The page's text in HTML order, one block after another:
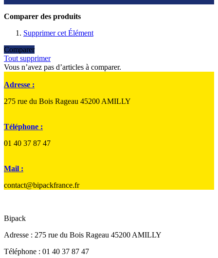
Comparer des produits
Supprimer cet Élément
Comparer
Tout supprimer
Vous n’avez pas d’articles à comparer.
Adresse :
275 rue du Bois Rageau 45200 AMILLY
Téléphone :
01 40 37 87 47
Mail :
contact@bipackfrance.fr
Bipack
Adresse : 275 rue du Bois Rageau 45200 AMILLY
Téléphone : 01 40 37 87 47